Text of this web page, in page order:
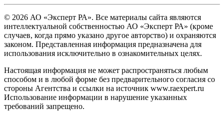
© 2026 АО «Эксперт РА». Все материалы сайта являются
интеллектуальной собственностью АО «Эксперт РА» (кроме
случаев, когда прямо указано другое авторство) и охраняются
законом. Представленная информация предназначена для
использования исключительно в ознакомительных целях.
Настоящая информация не может распространяться любым
способом и в любой форме без предварительного согласия со
стороны Агентства и ссылки на источник www.raexpert.ru
Использование информации в нарушение указанных
требований запрещено.